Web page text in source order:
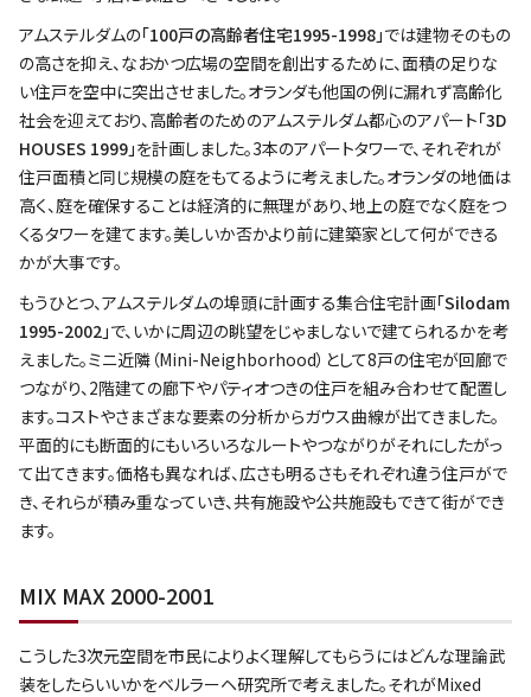
アムステルダムの「100戸の高齢者住宅1995-1998」では建物そのもの
の高さを抑え、なおかつ広場の空間を創出するために、面積の足りな
い住戸を空中に突出させました。オランダも他国の例に漏れず高齢化
社会を迎えており、高齢者のためのアムステルダム都心のアパート「3D
HOUSES 1999」を計画しました。3本のアパートタワーで、それぞれが
住戸面積と同じ規模の庭をもてるように考えました。オランダの地価は
高く、庭を確保することは経済的に無理があり、地上の庭でなく庭をつ
くるタワーを建てます。美しいか否かより前に建築家として何ができる
かが大事です。
もうひとつ、アムステルダムの埠頭に計画する集合住宅計画「Silodam
1995-2002」で、いかに周辺の眺望をじゃましないで建てられるかを考
えました。ミニ近隣（Mini-Neighborhood）として8戸の住宅が回廊で
つながり、2階建ての廊下やパティオつきの住戸を組み合わせて配置し
ます。コストやさまざまな要素の分析からガウス曲線が出てきました。
平面的にも断面的にもいろいろなルートやつながりがそれにしたがっ
て出てきます。価格も異なれば、広さも明るさもそれぞれ違う住戸がで
き、それらが積み重なっていき、共有施設や公共施設もできて街ができ
ます。
MIX MAX 2000-2001
こうした3次元空間を市民によりよく理解してもらうにはどんな理論武
装をしたらいいかをベルラーヘ研究所で考えました。それがMixed